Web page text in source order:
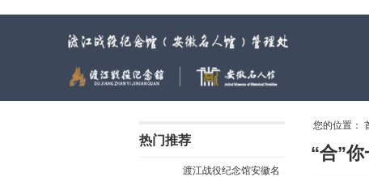
热门推荐
渡江战役纪念馆安徽名
您的位置：
“合”